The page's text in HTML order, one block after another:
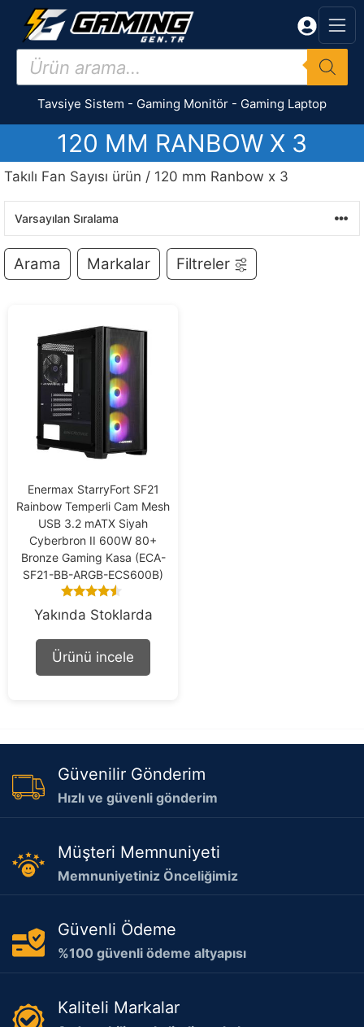
İçeriğe
Products
search
Tavsiye Sistem - Gaming Monitör - Gaming Laptop
120 MM RANBOW X 3
Takılı Fan Sayısı ürün / 120 mm Ranbow x 3
Arama Markalar Filtreler
Enermax StarryFort SF21
Rainbow Temperli Cam Mesh
USB 3.2 mATX Siyah
Cyberbron II 600W 80+
Bronze Gaming Kasa (ECA-
SF21-BB-ARGB-ECS600B)
4.33
out of 5
Yakında Stoklarda
Ürünü incele
Güvenilir Gönderim
Hızlı ve güvenli gönderim
Müşteri Memnuniyeti
Memnuniyetiniz Önceliğimiz
Güvenli Ödeme
%100 güvenli ödeme altyapısı
Kaliteli Markalar